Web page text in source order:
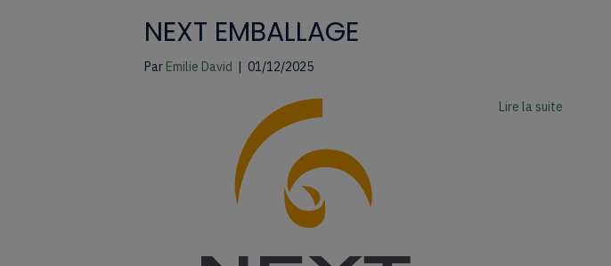
NEXT EMBALLAGE
Par Emilie David | 01/12/2025
Lire la suite